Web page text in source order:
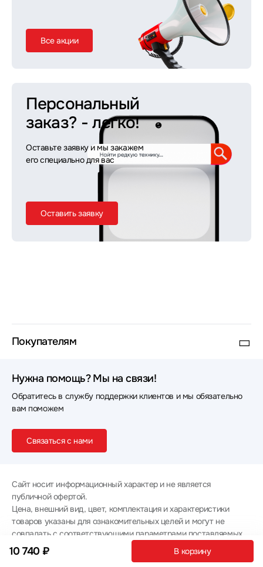
10 740 ₽ В корзину
Все акции
Персональный
заказ? - легко!
Оставьте заявку и мы закажем
его специально для вас
Оставить заявку
Покупателям
Нужна помощь? Мы на связи!
Обратитесь в службу поддержки клиентов и мы обязательно
вам поможем
Связаться с нами
Сайт носит информационный характер и не является
публичной офертой.
Цена, внешний вид, цвет, комплектация и характеристики
товаров указаны для ознакомительных целей и могут не
совпадать с соответствующими параметрами поставляемых
товаров - уточняйте информацию у менеджера при
оформлении заказа.